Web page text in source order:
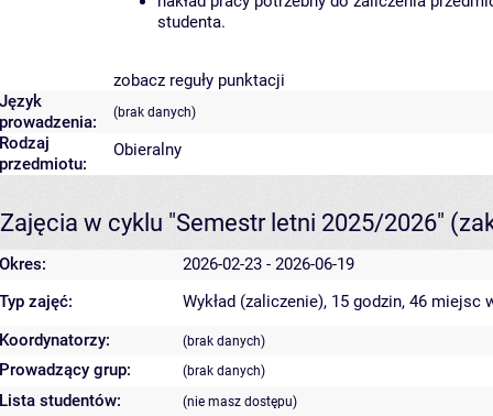
studenta.
zobacz reguły punktacji
Język
prowadzenia:
(brak danych)
Rodzaj
przedmiotu:
Obieralny
Zajęcia w cyklu "Semestr letni 2025/2026"
Okres:
2026-02-23 - 2026-06-19
Typ zajęć:
Wykład (zaliczenie), 15 godzin, 46 miejsc
Koordynatorzy:
(brak danych)
Prowadzący grup: (brak danych)
Lista studentów: (nie masz dostępu)